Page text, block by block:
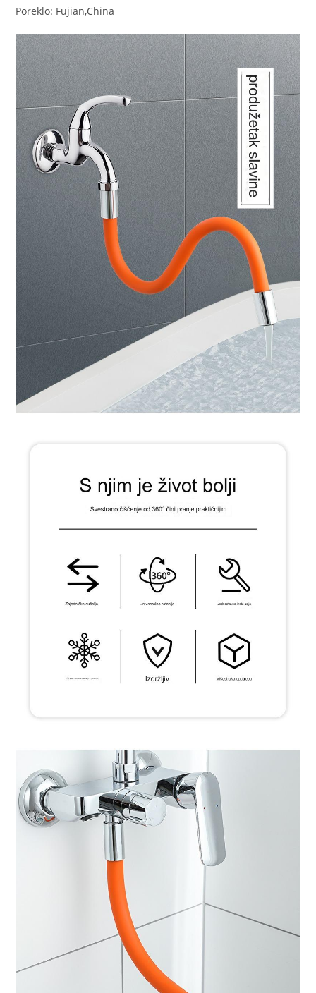
Poreklo: Fujian,China